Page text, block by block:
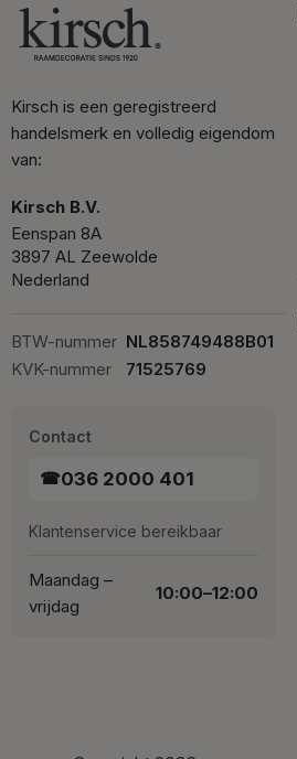
Kirsch is een geregistreerd
handelsmerk en volledig eigendom
van:
Kirsch B.V.
Eenspan 8A
3897 AL Zeewolde
Nederland
BTW-nummer NL858749488B01
KVK-nummer
71525769
Contact
☎036 2000 401
Klantenservice bereikbaar
Maandag –
vrijdag
10:00–12:00